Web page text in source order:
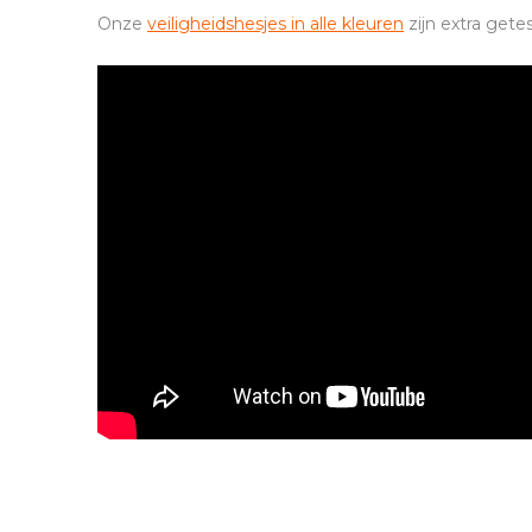
Onze veiligheidshesjes in alle kleuren zijn extra